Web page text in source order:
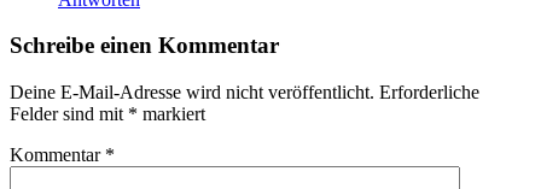
Schreibe einen Kommentar
Deine E-Mail-Adresse wird nicht veröffentlicht. Erforderliche
Felder sind mit * markiert
Kommentar *